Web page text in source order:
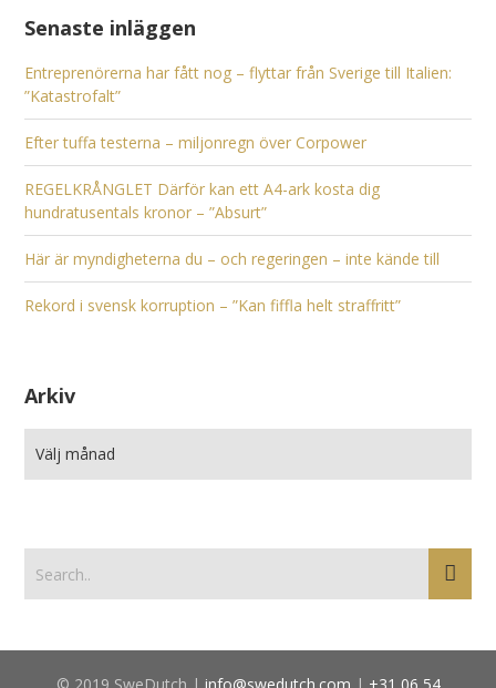
Senaste inläggen
Entreprenörerna har fått nog – flyttar från Sverige till Italien:
”Katastrofalt”
Efter tuffa testerna – miljonregn över Corpower
REGELKRÅNGLET Därför kan ett A4-ark kosta dig
hundratusentals kronor – ”Absurt”
Här är myndigheterna du – och regeringen – inte kände till
Rekord i svensk korruption – ”Kan fiffla helt straffritt”
Arkiv